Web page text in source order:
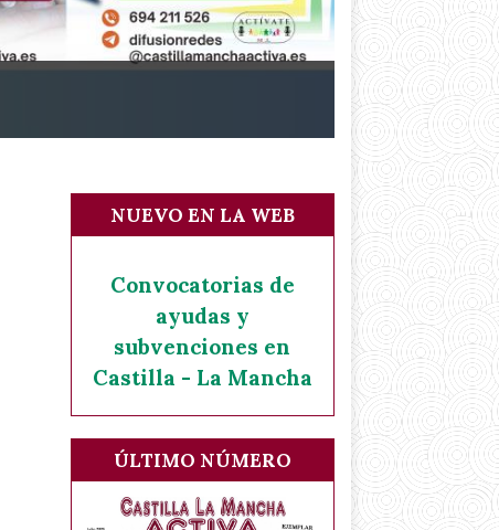
NUEVO EN LA WEB
Convocatorias de
ayudas y
subvenciones en
Castilla - La Mancha
ÚLTIMO NÚMERO